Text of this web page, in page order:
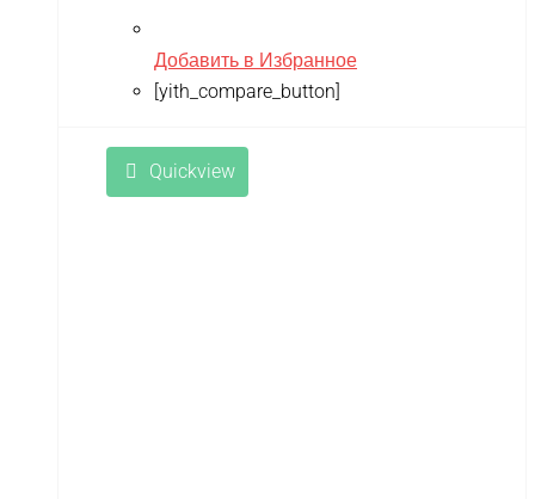
Добавить в Избранное
[yith_compare_button]
Quickview